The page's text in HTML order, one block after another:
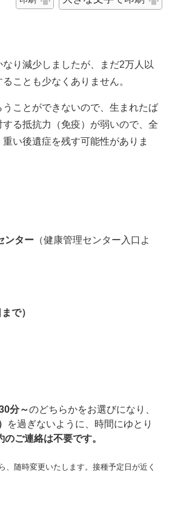
り減少しましたが、まだ2万人以
ことも少なくありません。
ことができないので、生まれたば
る抵抗力（免疫）が弱いので、全
い後遺症を残す可能性がありま
ンター （健康管理センター入口よ
で）
分～のどちらかをお選びになり、
を過ぎないように、時間にゆとり
ご連絡は不要です。
随時変更いたします。接種予定日が近く